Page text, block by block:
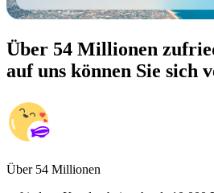
Über 54 Millionen
auf uns können Sie sich
Über 54 Millionen